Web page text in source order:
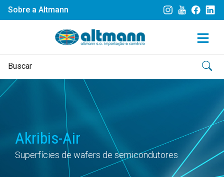
Sobre a Altmann
Akribis-Air
Superfícies de wafers de semicondutores